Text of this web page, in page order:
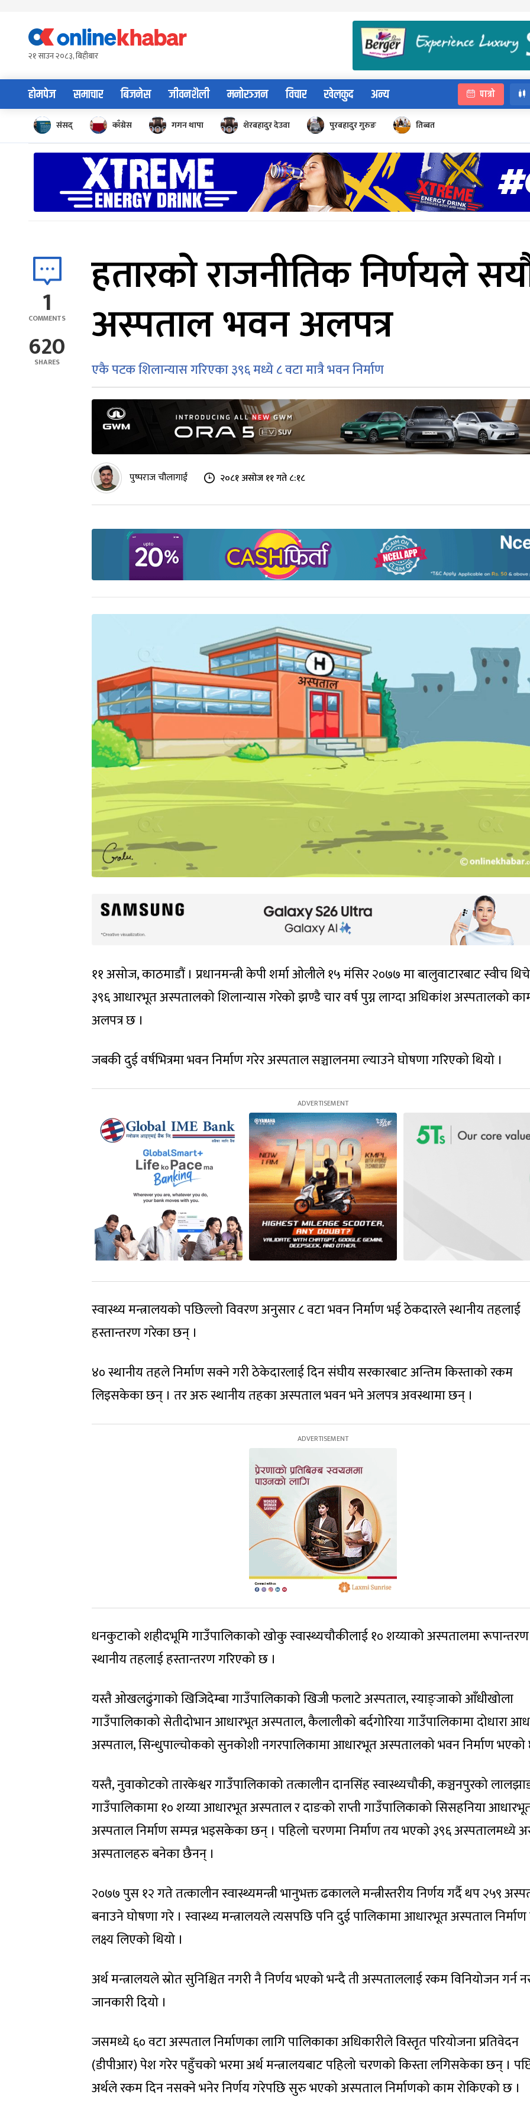
content२१ साउन २०८३, बिहीबार
होमपेज समाचार बिजनेस जीवनशैली मनोरञ्जन विचार खेलकुद अन्य पात्रो
संसद् काँग्रेस गगन थापा शेरबहादुर देउवा पुरबहादुर गुरुङ तिब्बत
1
COMMENTS
620
SHARES
हतारको राजनीतिक निर्णयले
अस्पताल भवन अलपत्र
एकै पटक शिलान्यास गरिएका ३९६ मध्ये ८ वटा मात्रै भवन निर्माण
पुष्पराज चौलागाईं २०८१ असोज ११ गते ८:१८
११ असोज, काठमाडौं । प्रधानमन्त्री केपी शर्मा ओलीले १५ मंसिर २०७७ मा बालुवाटारबाट स्वीच
३९६ आधारभूत अस्पतालको शिलान्यास गरेको झण्डै चार वर्ष पुग्न लाग्दा अधिकांश अस्पतालको
अलपत्र छ ।
जबकी दुई वर्षभित्रमा भवन निर्माण गरेर अस्पताल सञ्चालनमा ल्याउने घोषणा गरिएको थियो ।
स्वास्थ्य मन्त्रालयको पछिल्लो विवरण अनुसार ८ वटा भवन निर्माण भई ठेकदारले स्थानीय तहलाई
हस्तान्तरण गरेका छन् ।
४० स्थानीय तहले निर्माण सक्ने गरी ठेकेदारलाई दिन संघीय सरकारबाट अन्तिम किस्ताको रकम
लिइसकेका छन् । तर अरु स्थानीय तहका अस्पताल भवन भने अलपत्र अवस्थामा छन् ।
धनकुटाको शहीदभूमि गाउँपालिकाको खोकु स्वास्थ्यचौकीलाई १० शय्याको अस्पतालमा
स्थानीय तहलाई हस्तान्तरण गरिएको छ ।
यस्तै ओखलढुंगाको खिजिदेम्बा गाउँपालिकाको खिजी फलाटे अस्पताल, स्याङ्जाको आँधीखोला
गाउँपालिकाको सेतीदोभान आधारभूत अस्पताल, कैलालीको बर्दगोरिया गाउँपालिकामा दोधारा
अस्पताल, सिन्धुपाल्चोकको सुनकोशी नगरपालिकामा आधारभूत अस्पतालको भवन निर्माण
यस्तै, नुवाकोटको तारकेश्वर गाउँपालिकाको तत्कालीन दानसिंह स्वास्थ्यचौकी, कञ्चनपुरको
गाउँपालिकामा १० शय्या आधारभूत अस्पताल र दाङको राप्ती गाउँपालिकाको सिसहनिया
अस्पताल निर्माण सम्पन्न भइसकेका छन् । पहिलो चरणमा निर्माण तय भएको ३९६ अस्पतालमध्ये
अस्पतालहरु बनेका छैनन् ।
२०७७ पुस १२ गते तत्कालीन स्वास्थ्यमन्त्री भानुभक्त ढकालले मन्त्रीस्तरीय निर्णय गर्दै थप २५९
बनाउने घोषणा गरे । स्वास्थ्य मन्त्रालयले त्यसपछि पनि दुई पालिकामा आधारभूत अस्पताल निर्माण
लक्ष्य लिएको थियो ।
अर्थ मन्त्रालयले स्रोत सुनिश्चित नगरी नै निर्णय भएको भन्दै ती अस्पताललाई रकम विनियोजन गर्न
जानकारी दियो ।
जसमध्ये ६० वटा अस्पताल निर्माणका लागि पालिकाका अधिकारीले विस्तृत परियोजना प्रतिवेदन
(डीपीआर) पेश गरेर पहुँचको भरमा अर्थ मन्त्रालयबाट पहिलो चरणको किस्ता लगिसकेका छन् ।
अर्थले रकम दिन नसक्ने भनेर निर्णय गरेपछि सुरु भएको अस्पताल निर्माणको काम रोकिएको छ ।